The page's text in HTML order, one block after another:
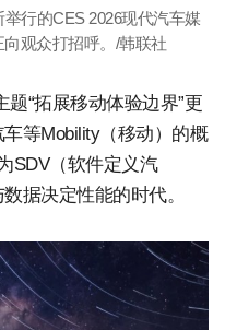
行的CES 2026现代汽车媒
向观众打招呼。/韩联社
“拓展移动体验边界”更
等Mobility（移动）的概
SDV（软件定义汽
据决定性能的时代。